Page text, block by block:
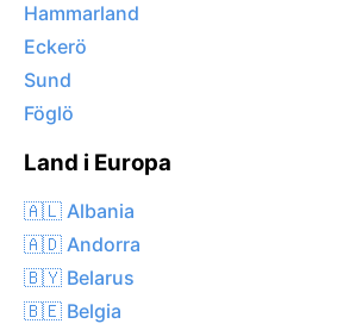
Hammarland
Eckerö
Sund
Föglö
Land i Europa
🇦🇱 Albania
🇦🇩 Andorra
🇧🇾 Belarus
🇧🇪 Belgia